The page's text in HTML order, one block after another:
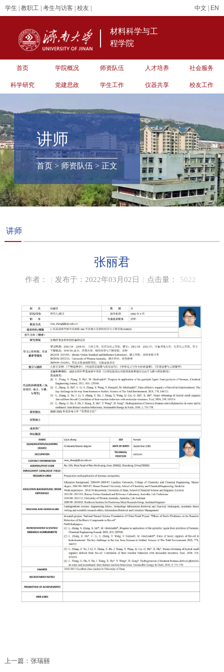
学生 教职工 考生与访客 校友 中文 EN
材料科学与工
程学院
首页 学院概况 师资队伍 人才培养 社会服务
科学研究 党建思政 学生工作 仪器共享 校友工作
讲师
首页 > 师资队伍 > 正文
讲师
张丽君
作者： | 发布于：2022年03月02日 | 点击量： 5022
上一篇： 张瑞丽